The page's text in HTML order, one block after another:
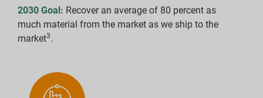
2030 Goal: Recover an average of 80 percent as
much material from the market as we ship to the
market3.